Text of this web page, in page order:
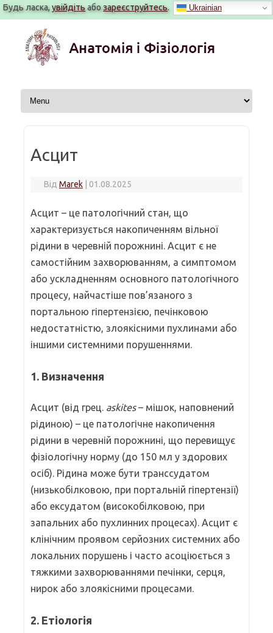
Будь ласка,увійдітьабозареєструйтесь.
вмісту
Асцит
Від Marek 01.08.2025
Асцит – це патологічний стан, що
характеризується накопиченням вільної
рідини в черевній порожнині. Асцит є не
самостійним захворюванням, а симптомом
або ускладненням основного патологічного
процесу, найчастіше пов’язаного з
портальною гіпертензією, печінковою
недостатністю, злоякісними пухлинами або
іншими системними порушеннями.
1. Визначення
Асцит (від грец. askites– мішок, наповнений
рідиною) – це патологічне накопичення
рідини в черевній порожнині, що перевищує
фізіологічну норму (до 150 мл у здорових
осіб). Рідина може бути транссудатом
(низькобілковою, при портальній гіпертензії)
або ексудатом (високобілковою, при
запальних або пухлинних процесах). Асцит є
клінічним проявом серйозних системних або
локальних порушень і часто асоціюється з
тяжкими захворюваннями печінки, серця,
нирок або злоякісними процесами.
2. Етіологія
Ukrainian